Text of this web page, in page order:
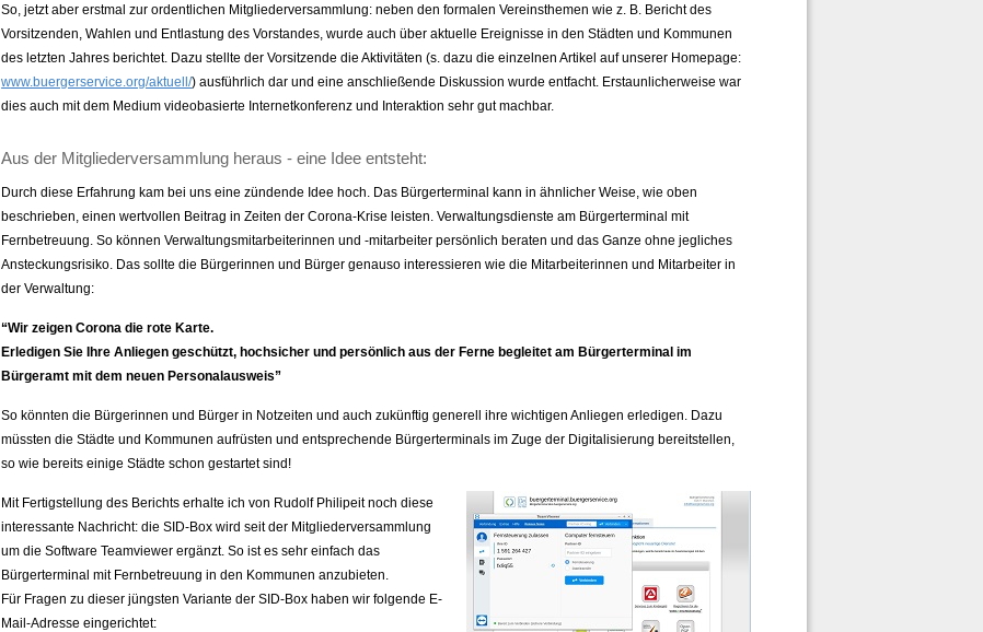
So, jetzt aber erstmal zur ordentlichen Mitgliederversammlung: neben den formalen Vereinsthemen wie z. B. Bericht des
Vorsitzenden, Wahlen und Entlastung des Vorstandes, wurde auch über aktuelle Ereignisse in den Städten und Kommunen
des letzten Jahres berichtet. Dazu stellte der Vorsitzende die Aktivitäten (s. dazu die einzelnen Artikel auf unserer Homepage:
www.buergerservice.org/aktuell/) ausführlich dar und eine anschließende Diskussion wurde entfacht. Erstaunlicherweise war
dies auch mit dem Medium videobasierte Internetkonferenz und Interaktion sehr gut machbar.
Aus der Mitgliederversammlung heraus - eine Idee entsteht:
Durch diese Erfahrung kam bei uns eine zündende Idee hoch. Das Bürgerterminal kann in ähnlicher Weise, wie oben
beschrieben, einen wertvollen Beitrag in Zeiten der Corona-Krise leisten. Verwaltungsdienste am Bürgerterminal mit
Fernbetreuung. So können Verwaltungsmitarbeiterinnen und -mitarbeiter persönlich beraten und das Ganze ohne jegliches
Ansteckungsrisiko. Das sollte die Bürgerinnen und Bürger genauso interessieren wie die Mitarbeiterinnen und Mitarbeiter in
der Verwaltung:
“Wir zeigen Corona die rote Karte.
Erledigen Sie Ihre Anliegen geschützt, hochsicher und persönlich aus der Ferne begleitet am Bürgerterminal im
Bürgeramt mit dem neuen Personalausweis”
So könnten die Bürgerinnen und Bürger in Notzeiten und auch zukünftig generell ihre wichtigen Anliegen erledigen. Dazu
müssten die Städte und Kommunen aufrüsten und entsprechende Bürgerterminals im Zuge der Digitalisierung bereitstellen,
so wie bereits einige Städte schon gestartet sind!
Mit Fertigstellung des Berichts erhalte ich von Rudolf Philipeit noch diese
interessante Nachricht: die SID-Box wird seit der Mitgliederversammlung
um die Software Teamviewer ergänzt. So ist es sehr einfach das
Bürgerterminal mit Fernbetreuung in den Kommunen anzubieten.
Für Fragen zu dieser jüngsten Variante der SID-Box haben wir folgende E-
Mail-Adresse eingerichtet: